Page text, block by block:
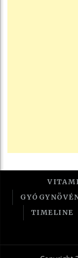
TIMELINE